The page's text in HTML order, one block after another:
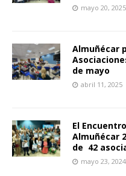
mayo 20, 2025
Almuñécar
de mayo
abril 11, 2025
El
Almuñécar
de 42
mayo 23, 2024